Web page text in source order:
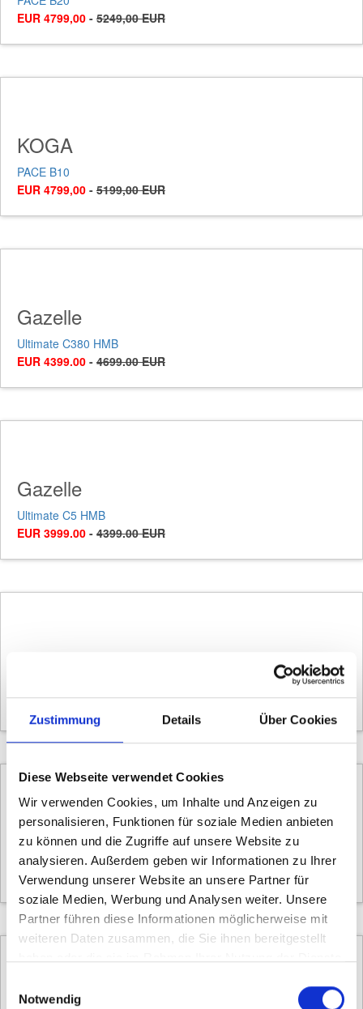
Zustimmung Details Über Cookies
Diese Webseite verwendet Cookies
Wir verwenden Cookies, um Inhalte und Anzeigen zu
personalisieren, Funktionen für soziale Medien anbieten
zu können und die Zugriffe auf unsere Website zu
analysieren. Außerdem geben wir Informationen zu Ihrer
Verwendung unserer Website an unsere Partner für
soziale Medien, Werbung und Analysen weiter. Unsere
Partner führen diese Informationen möglicherweise mit
weiteren Daten zusammen, die Sie ihnen bereitgestellt
Notwendig
EUR 4799,00 - 5249,00 EUR
KOGA
PACE B10
EUR 4799,00 - 5199,00 EUR
Gazelle
Ultimate C380 HMB
EUR 4399.00 - 4699.00 EUR
Gazelle
Ultimate C5 HMB
EUR 3999.00 - 4399.00 EUR
Kreidler
Vitality Eco Compact 2.0
EUR 3799.00-3999.00 EUR
Velo de Ville